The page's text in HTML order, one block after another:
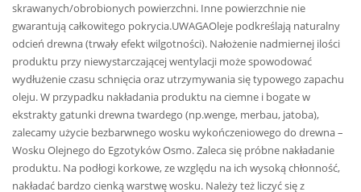
skrawanych/obrobionych powierzchni. Inne powierzchnie nie
gwarantują całkowitego pokrycia.UWAGAOleje podkreślają naturalny
odcień drewna (trwały efekt wilgotności). Nałożenie nadmiernej ilości
produktu przy niewystarczającej wentylacji może spowodować
wydłużenie czasu schnięcia oraz utrzymywania się typowego zapachu
oleju. W przypadku nakładania produktu na ciemne i bogate w
ekstrakty gatunki drewna twardego (np.wenge, merbau, jatoba),
zalecamy użycie bezbarwnego wosku wykończeniowego do drewna –
Wosku Olejnego do Egzotyków Osmo. Zaleca się próbne nakładanie
produktu. Na podłogi korkowe, ze względu na ich wysoką chłonność,
nakładać bardzo cienką warstwę wosku. Należy też liczyć się z